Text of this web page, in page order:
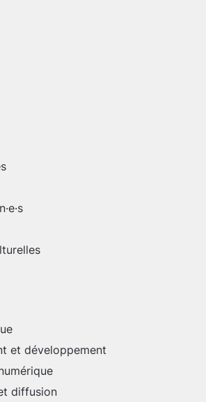
et développement
diffusion